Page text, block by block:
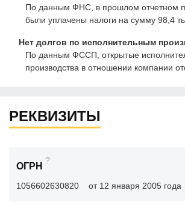
По данным ФНС, в прошлом отчетном
были уплачены налоги на сумму 98,4
Нет долгов по исполнительным
По данным ФССП, открытые
производства в отношении компании
РЕКВИЗИТЫ
ОГРН
?
1056602630820 от 12 января 2005 года